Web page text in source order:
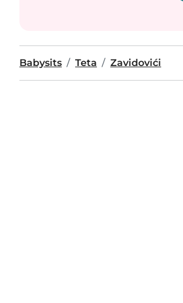
Babysits Teta Zavidovići